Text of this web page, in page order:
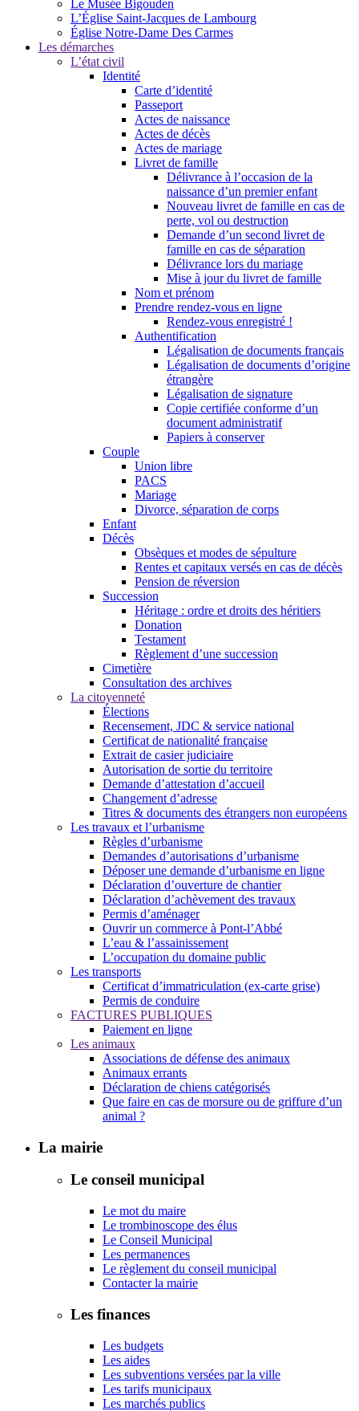
Le Musée Bigouden
L’Église Saint-Jacques de Lambourg
Église Notre-Dame Des Carmes
Les démarches
L’état civil
Identité
Carte d’identité
Passeport
Actes de naissance
Actes de décès
Actes de mariage
Livret de famille
Délivrance à l’occasion de la
naissance d’un premier enfant
Nouveau livret de famille en cas de
perte, vol ou destruction
Demande d’un second livret de
famille en cas de séparation
Délivrance lors du mariage
Mise à jour du livret de famille
Nom et prénom
Prendre rendez-vous en ligne
Rendez-vous enregistré !
Authentification
Légalisation de documents français
Légalisation de documents d’origine
étrangère
Légalisation de signature
Copie certifiée conforme d’un
document administratif
Papiers à conserver
Couple
Union libre
PACS
Mariage
Divorce, séparation de corps
Enfant
Décès
Obsèques et modes de sépulture
Rentes et capitaux versés en cas de décès
Pension de réversion
Succession
Héritage : ordre et droits des héritiers
Donation
Testament
Règlement d’une succession
Cimetière
Consultation des archives
La citoyenneté
Élections
Recensement, JDC & service national
Certificat de nationalité française
Extrait de casier judiciaire
Autorisation de sortie du territoire
Demande d’attestation d’accueil
Changement d’adresse
Titres & documents des étrangers non européens
Les travaux et l’urbanisme
Règles d’urbanisme
Demandes d’autorisations d’urbanisme
Déposer une demande d’urbanisme en ligne
Déclaration d’ouverture de chantier
Déclaration d’achèvement des travaux
Permis d’aménager
Ouvrir un commerce à Pont-l’Abbé
L’eau & l’assainissement
L’occupation du domaine public
Les transports
Certificat d’immatriculation (ex-carte grise)
Permis de conduire
FACTURES PUBLIQUES
Paiement en ligne
Les animaux
Associations de défense des animaux
Animaux errants
Déclaration de chiens catégorisés
Que faire en cas de morsure ou de griffure d’un
animal ?
La mairie
Le conseil municipal
Le mot du maire
Le trombinoscope des élus
Le Conseil Municipal
Les permanences
Le règlement du conseil municipal
Contacter la mairie
Les finances
Les budgets
Les aides
Les subventions versées par la ville
Les tarifs municipaux
Les marchés publics